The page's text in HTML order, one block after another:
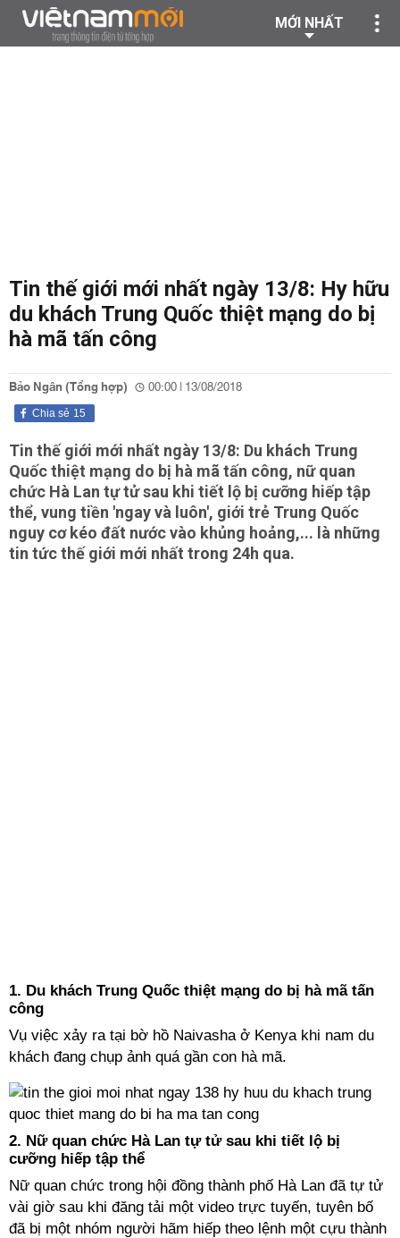
MỚI NHẤT
Tin thế giới mới nhất ngày 13/8: Hy hữu
du khách Trung Quốc thiệt mạng do bị
hà mã tấn công
Bảo Ngân (Tổng hợp) 00:00 | 13/08/2018
15
Chia sẻ
Tin thế giới mới nhất ngày 13/8: Du khách Trung
Quốc thiệt mạng do bị hà mã tấn công, nữ quan
chức Hà Lan tự tử sau khi tiết lộ bị cưỡng hiếp tập
thể, vung tiền 'ngay và luôn', giới trẻ Trung Quốc
nguy cơ kéo đất nước vào khủng hoảng,... là những
tin tức thế giới mới nhất trong 24h qua.
1. Du khách Trung Quốc thiệt mạng do bị hà mã tấn
công
Vụ việc xảy ra tại bờ hồ Naivasha ở Kenya khi nam du
khách đang chụp ảnh quá gần con hà mã.
2. Nữ quan chức Hà Lan tự tử sau khi tiết lộ bị
cưỡng hiếp tập thể
Nữ quan chức trong hội đồng thành phố Hà Lan đã tự tử
vài giờ sau khi đăng tải một video trực tuyến, tuyên bố
đã bị một nhóm người hãm hiếp theo lệnh một cựu thành